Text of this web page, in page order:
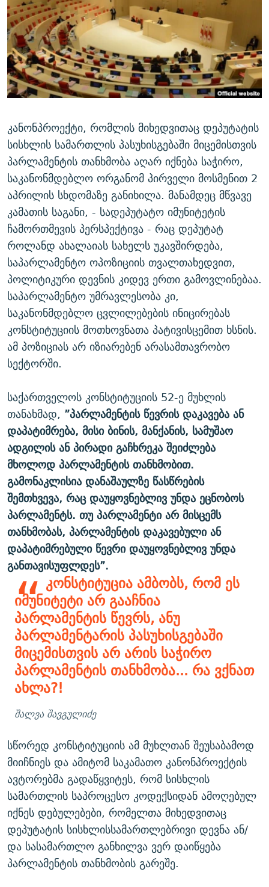
ᲛᲝᲚᲐᲞᲐᲠᲐᲙᲔ ᲢᲔᲥᲡᲢᲔᲑᲘ
ᲨᲘᲜ - ᲣᲪᲮᲝᲔᲗᲨᲘ
ᲚᲘᲢᲔᲠᲐᲢᲣᲠᲣᲚᲘ ᲬᲐᲮᲜᲐᲒᲔᲑᲘ
ᲐᲛᲔᲠᲘᲙᲣᲚᲘ ᲛᲝᲗᲮᲠᲝᲑᲐ
ᲘᲛᲞᲔᲠᲘᲐ ᲓᲐ ᲠᲐᲓᲘᲝ
ᲩᲔᲛᲘ ᲡᲘᲙᲕᲓᲘᲚᲘᲡ ᲛᲘᲖᲔᲖᲘᲐ COVID-19
11 ᲬᲔᲚᲘ - 11 ᲐᲛᲑᲐᲕᲘ
ᲡᲐᲞᲐᲠᲚᲐᲛᲔᲜᲢᲝ ᲐᲠᲩᲔᲕᲜᲔᲑᲘᲡ ᲘᲡᲢᲝᲠᲘᲐ
ᲑᲐᲕᲨᲕᲔᲑᲘ ᲞᲠᲝᲡᲢᲘᲢᲣᲪᲘᲐᲨᲘ - ᲐᲛᲝᲣᲗᲥᲛᲔᲚᲘ ᲐᲛᲑᲐᲕᲘ
5 ᲐᲛᲑᲐᲕᲘ - 20 ᲘᲕᲜᲘᲡᲡ ᲓᲐᲨᲐᲕᲔᲑᲣᲚᲔᲑᲘ
ᲐᲒᲕᲘᲡᲢᲝᲡ ᲝᲛᲘ
ПРИВЕТ ᲙᲣᲚᲢᲣᲠᲐ
ᲒᲐᲛᲝᲘᲬᲔᲠᲔ
რთე/რთ-ის ყველა საიტი
კანონპროექტი, რომლის მიხედვითაც დეპუტატის
სისხლის სამართლის პასუხისგებაში მიცემისთვის
პარლამენტის თანხმობა აღარ იქნება საჭირო,
საკანონმდებლო ორგანომ პირველი მოსმენით 2
აპრილის სხდომაზე განიხილა. მანამდეც მწვავე
კამათის საგანი, - სადეპუტატო იმუნიტეტის
ჩამორთმევის პერსპექტივა - რაც დეპუტატ
როლანდ ახალაიას სახელს უკავშირდება,
საპარლამენტო ოპოზიციის თვალთახედვით,
პოლიტიკური დევნის კიდევ ერთი გამოვლინებაა.
საპარლამენტო უმრავლესობა კი,
საკანონმდებლო ცვლილებების ინიცირებას
კონსტიტუციის მოთხოვნათა პატივისცემით ხსნის.
ამ პოზიციას არ იზიარებენ არასამთავრობო
სექტორში.
საქართველოს კონსტიტუციის 52-ე მუხლის
თანახმად, ”პარლამენტის წევრის დაკავება ან
დაპატიმრება, მისი ბინის, მანქანის, სამუშაო
ადგილის ან პირადი გაჩხრეკა შეიძლება
მხოლოდ პარლამენტის თანხმობით.
გამონაკლისია დანაშაულზე წასწრების
შემთხვევა, რაც დაუყოვნებლივ უნდა ეცნობოს
პარლამენტს. თუ პარლამენტი არ მისცემს
თანხმობას, პარლამენტის დაკავებული ან
დაპატიმრებული წევრი დაუყოვნებლივ უნდა
განთავისუფლდეს”.
კონსტიტუცია ამბობს, რომ ეს
იმუნიტეტი არ გააჩნია
პარლამენტის წევრს, ანუ
პარლამენტარის პასუხისგებაში
მიცემისთვის არ არის საჭირო
პარლამენტის თანხმობა... რა ვქნათ
ახლა?!
შალვა შავგულიძე
სწორედ კონსტიტუციის ამ მუხლთან შეუსაბამოდ
მიიჩნიეს და ამიტომ საკამათო კანონპროექტის
ავტორებმა გადაწყვიტეს, რომ სისხლის
სამართლის საპროცესო კოდექსიდან ამოღებულ
იქნეს დებულებები, რომელთა მიხედვითაც
დეპუტატის სისხლისსამართლებრივი დევნა ან/
და სასამართლო განხილვა ვერ დაიწყება
პარლამენტის თანხმობის გარეშე.